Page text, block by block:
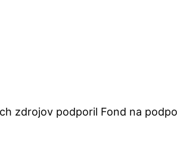
zdrojov podporil Fond na